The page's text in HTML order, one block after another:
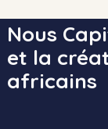
Nous
et la
africains